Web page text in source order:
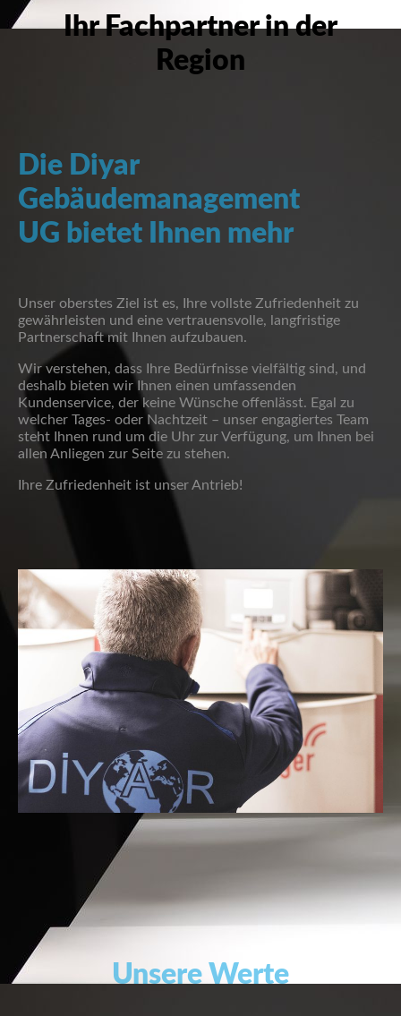
Ihr Fachpartner in der
Region
Die Diyar
Gebäudemanagement
UG bietet Ihnen mehr
Unser oberstes Ziel ist es, Ihre vollste Zufriedenheit zu
gewährleisten und eine vertrauensvolle, langfristige
Partnerschaft mit Ihnen aufzubauen.
Wir verstehen, dass Ihre Bedürfnisse vielfältig sind, und
deshalb bieten wir Ihnen einen umfassenden
Kundenservice, der keine Wünsche offenlässt. Egal zu
welcher Tages- oder Nachtzeit – unser engagiertes Team
steht Ihnen rund um die Uhr zur Verfügung, um Ihnen bei
allen Anliegen zur Seite zu stehen.
Ihre Zufriedenheit ist unser Antrieb!
Unsere Werte